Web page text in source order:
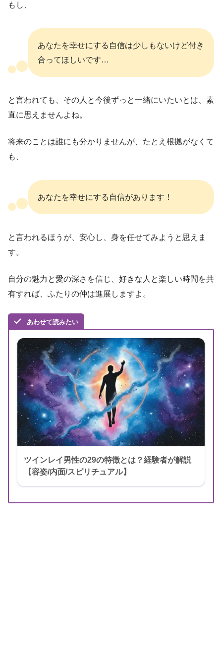
もし、
あなたを幸せにする自信は少しもないけど付き
合ってほしいです…
と言われても、その人と今後ずっと一緒にいたいとは、素
直に思えませんよね。
将来のことは誰にも分かりませんが、たとえ根拠がなくて
も、
あなたを幸せにする自信があります！
と言われるほうが、安心し、身を任せてみようと思えま
す。
自分の魅力と愛の深さを信じ、好きな人と楽しい時間を共
有すれば、ふたりの仲は進展しますよ。
あわせて読みたい
ツインレイ男性の29の特徴とは？経験者が解説
【容姿/内面/スピリチュアル】